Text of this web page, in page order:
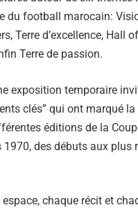
du football marocain:
Terre d’excellence, Hall
Terre de passion.
exposition temporaire
clés” qui ont marqué
éditions de la
1970, des débuts aux plus
chaque récit et